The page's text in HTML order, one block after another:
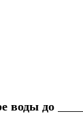
воды до